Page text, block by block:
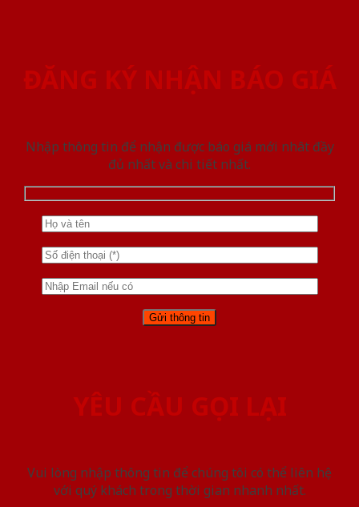
ĐĂNG KÝ NHẬN BÁO GIÁ
Nhập thông tin để nhận được báo giá mới nhât đầy
đủ nhất và chi tiết nhất.
YÊU CẦU GỌI LẠI
Vui lòng nhập thông tin để chúng tôi có thể liên hệ
với quý khách trong thời gian nhanh nhất.